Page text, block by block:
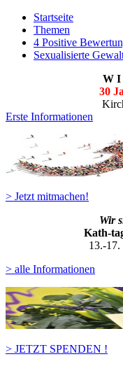
Startseite
Themen
4 Positive
Sexualisierte
W I
30
Erste Informationen
> Jetzt mitmachen!
Wir
Kath-ta
13.-
> alle Informationen
> JETZT SPENDEN !